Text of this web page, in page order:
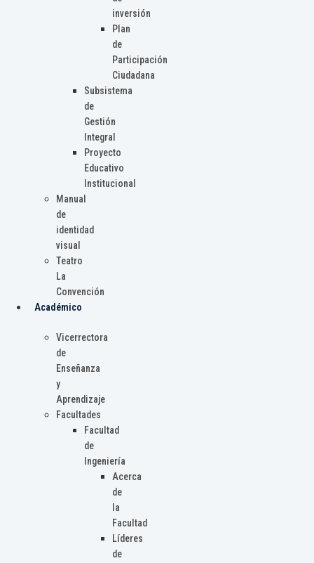
inversión
Plan
de
Participación
Ciudadana
Subsistema
de
Gestión
Integral
Proyecto
Educativo
Institucional
Manual
de
identidad
visual
Teatro
La
Convención
Académico
Vicerrectora
de
Enseñanza
y
Aprendizaje
Facultades
Facultad
de
Ingeniería
Acerca
de
la
Facultad
Líderes
de